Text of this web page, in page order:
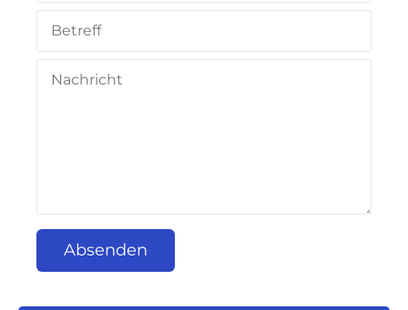
Absenden